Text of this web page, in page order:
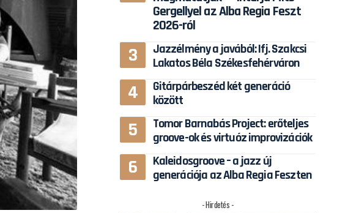
Gergellyel az Alba Regia Feszt
2026-ról
Jazzélmény a javából: Ifj. Szakcsi
Lakatos Béla Székesfehérváron
Gitárpárbeszéd két generáció
között
Tomor Barnabás Project: erőteljes
groove-ok és virtuóz improvizációk
Kaleidosgroove – a jazz új
generációja az Alba Regia Feszten
- Hirdetés -